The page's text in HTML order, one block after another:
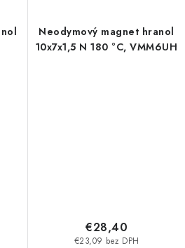
Neodymový magnet hranol
10x7x1,5 N 180 °C, VMM6UH
€23,09 bez DPH
€28,40